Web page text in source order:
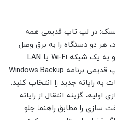
در لپ تاپ قدیمی همه
هر دو دستگاه را به برق وصل
نگه دارید، و مطمئن شوید هر دو به یک شبکه Wi-Fi یا LAN
متصل هستند. سپس در لپ تاپ قدیمی برنامه Windows Backup
به رایانه جدید را انتخاب کنید.
اولیه، گزینه انتقال از رایانه
سازی را مطابق راهنما جلو